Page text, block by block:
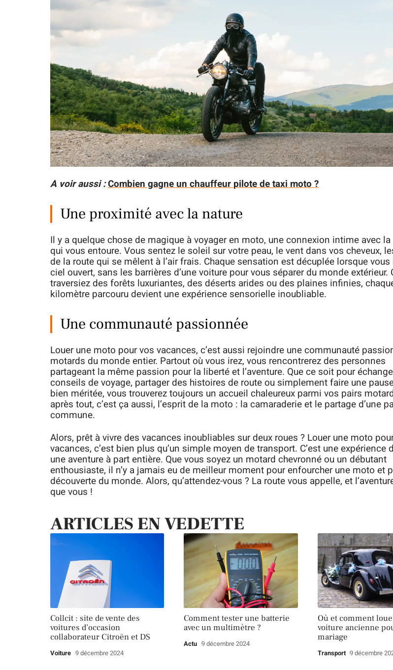
A voir aussi :Combien gagne un chauffeur pilote de taxi moto ?
Une proximité avec la nature
Il y a quelque chose de magique à voyager en moto, une connexion intime avec
qui vous entoure. Vous sentez le soleil sur votre peau, le vent dans vos cheveux,
de la route qui se mêlent à l’air frais. Chaque sensation est décuplée lorsque vous
ciel ouvert, sans les barrières d’une voiture pour vous séparer du monde extérieur.
traversiez des forêts luxuriantes, des déserts arides ou des plaines infinies,
kilomètre parcouru devient une expérience sensorielle inoubliable.
Une communauté passionnée
Louer une moto pour vos vacances, c’est aussi rejoindre une communauté
motards du monde entier. Partout où vous irez, vous rencontrerez des personnes
partageant la même passion pour la liberté et l’aventure. Que ce soit pour
conseils de voyage, partager des histoires de route ou simplement faire une
bien méritée, vous trouverez toujours un accueil chaleureux parmi vos pairs
après tout, c’est ça aussi, l’esprit de la moto : la camaraderie et le partage d’une
commune.
Alors, prêt à vivre des vacances inoubliables sur deux roues ? Louer une moto
vacances, c’est bien plus qu’un simple moyen de transport. C’est une expérience
une aventure à part entière. Que vous soyez un motard chevronné ou un débutant
enthousiaste, il n’y a jamais eu de meilleur moment pour enfourcher une moto et
découverte du monde. Alors, qu’attendez-vous ? La route vous appelle, et
que vous !
ARTICLES EN VEDETTE
Collcit : site de vente des
voitures d’occasion
collaborateur Citroën et DS
Voiture 9 décembre 2024
Comment tester une batterie
avec un multimètre ?
Actu 9 décembre 2024
Où et comment
voiture ancienne
mariage
Transport 9 décembre